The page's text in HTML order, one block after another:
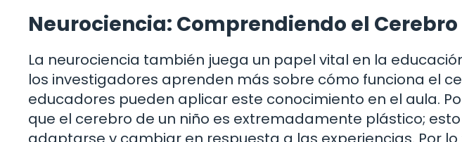
Neurociencia: Comprendiendo el
La neurociencia también juega un papel vital en la
los investigadores aprenden más sobre cómo funciona el
educadores pueden aplicar este conocimiento en el aula.
que el cerebro de un niño es extremadamente plástico;